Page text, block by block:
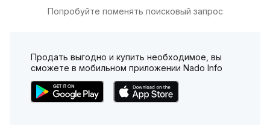
Попробуйте поменять поисковый запрос
Продать выгодно и купить необходимое, вы
сможете в мобильном приложении Nado Info